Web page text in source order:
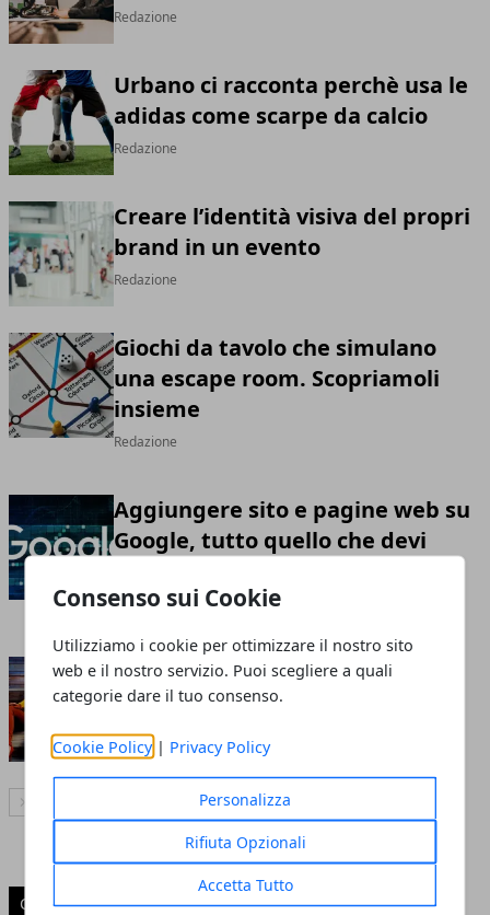
Consenso sui Cookie
Utilizziamo i cookie per ottimizzare il nostro sito
web e il nostro servizio. Puoi scegliere a quali
categorie dare il tuo consenso.
Cookie Policy | Privacy Policy
Personalizza
Rifiuta Opzionali
Accetta Tutto
Redazione
Urbano ci racconta perchè usa le
adidas come scarpe da calcio
Redazione
Creare l’identità visiva del propri
brand in un evento
Redazione
Giochi da tavolo che simulano
una escape room. Scopriamoli
insieme
Redazione
Aggiungere sito e pagine web su
Google, tutto quello che devi
Redazione
Quali sono i regali ideali per le
ragazze
Redazione
Articolo Successivo
CATEGORIE